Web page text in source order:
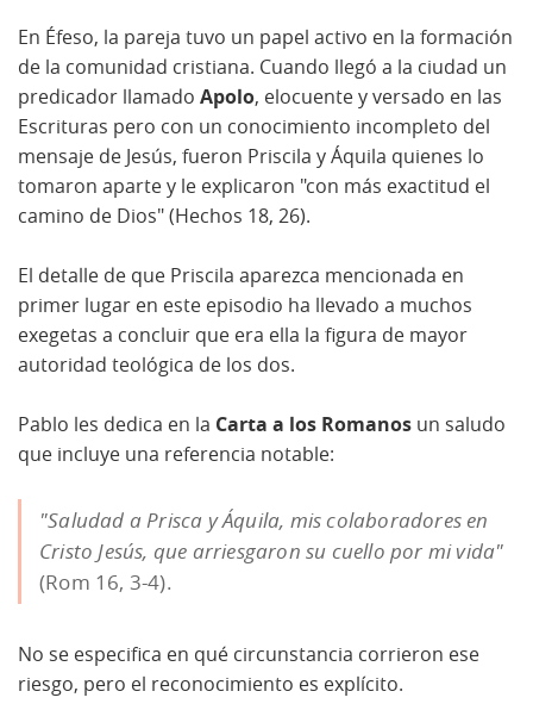
En Éfeso, la pareja tuvo un papel activo en la formación
de la comunidad cristiana. Cuando llegó a la ciudad un
predicador llamado Apolo, elocuente y versado en las
Escrituras pero con un conocimiento incompleto del
mensaje de Jesús, fueron Priscila y Áquila quienes lo
tomaron aparte y le explicaron "con más exactitud el
camino de Dios" (Hechos 18, 26).
El detalle de que Priscila aparezca mencionada en
primer lugar en este episodio ha llevado a muchos
exegetas a concluir que era ella la figura de mayor
autoridad teológica de los dos.
Pablo les dedica en la Carta a los Romanos un saludo
que incluye una referencia notable:
"Saludad a Prisca y Áquila, mis colaboradores en
Cristo Jesús, que arriesgaron su cuello por mi vida"
(Rom 16, 3-4).
No se especifica en qué circunstancia corrieron ese
riesgo, pero el reconocimiento es explícito.